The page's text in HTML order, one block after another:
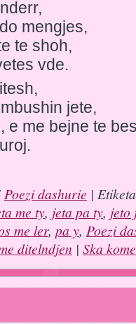
mengjes,
te shoh,
vde.
jete,
e me bejne te
Poezi dashurie |
me ty, jeta pa ty, jeto
me ler, pa y, Poezi
ditelndjen | Ska